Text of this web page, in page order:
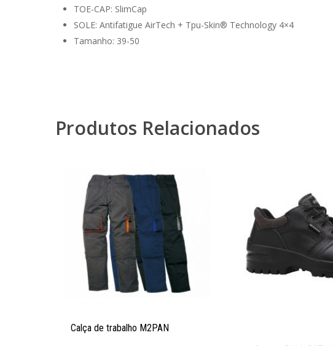
TOE-CAP: SlimCap
SOLE: Antifatigue AirTech + Tpu-Skin® Technology 4×4
Tamanho: 39-50
Produtos Relacionados
Calça de trabalho M2PAN